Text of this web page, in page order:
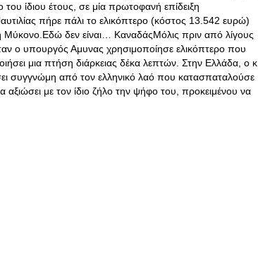
ίδιου έτους, σε μία πρωτοφανή επίδειξη
πήρε πάλι το ελικόπτερο (κόστος 13.542 ευρώ)
Μύκονο.Εδώ δεν είναι… ΚαναδάςΜόλις πριν από λίγους
ο υπουργός Αμυνας χρησιμοποίησε ελικόπτερο που
μια πτήση διάρκειας δέκα λεπτών. Στην Ελλάδα, ο κ.
συγγνώμη από τον ελληνικό λαό που κατασπαταλούσε
με τον ίδιο ζήλο την ψήφο του, προκειμένου να